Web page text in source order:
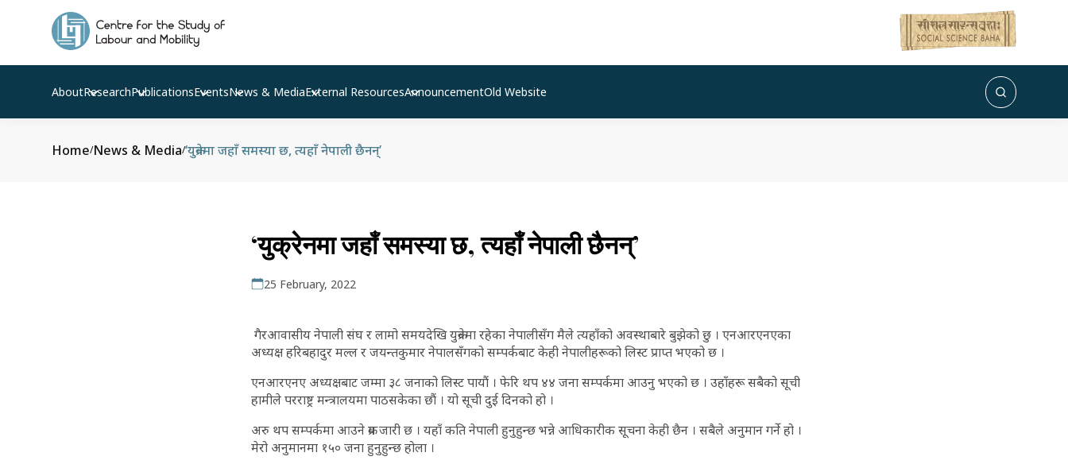
AboutResearchPublicationsEventsNews & MediaExternal ResourcesAnnouncementOld Website
Home/News & Media/‘युक्रेनमा जहाँ समस्या छ, त्यहाँ नेपाली छैनन्’
‘युक्रेनमा जहाँ समस्या छ, त्यहाँ नेपाली छैनन्’
25 February, 2022
गैरआवासीय नेपाली संघ र लामो समयदेखि युक्रेनमा रहेका नेपालीसँग मैले त्यहाँको अवस्थाबारे बुझेको छु । एनआरएनएका
अध्यक्ष हरिबहादुर मल्ल र जयन्तकुमार नेपालसँगको सम्पर्कबाट केही नेपालीहरूको लिस्ट प्राप्त भएको छ ।
एनआरएनए अध्यक्षबाट जम्मा ३८ जनाको लिस्ट पायौं । फेरि थप ४४ जना सम्पर्कमा आउनु भएको छ । उहाँहरू सबैको सूची
हामीले परराष्ट्र मन्त्रालयमा पाठसकेका छौं । यो सूची दुई दिनको हो ।
अरु थप सम्पर्कमा आउने क्रम जारी छ । यहाँ कति नेपाली हुनुहुन्छ भन्ने आधिकारीक सूचना केही छैन । सबैले अनुमान गर्ने हो ।
मेरो अनुमानमा १५० जना हुनुहुन्छ होला ।